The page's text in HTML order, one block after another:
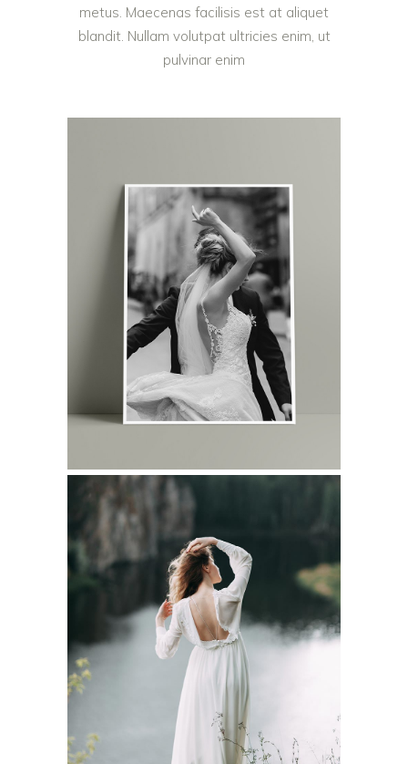
metus. Maecenas facilisis est at aliquet
blandit. Nullam volutpat ultricies enim, ut
pulvinar enim